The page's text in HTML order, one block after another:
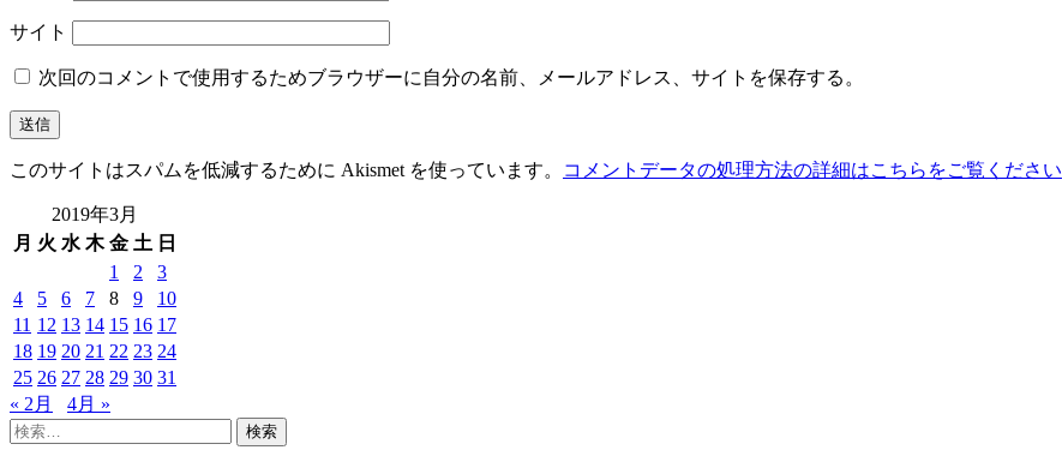
サイト
次回のコメントで使用するためブラウザーに自分の名前、メールアドレス、サイトを保存する。
このサイトはスパムを低減するために Akismet を使っています。 コメントデータの処理方法の詳細はこちらをご覧ください
2019年3月
月 火 水 木 金 土 日
1
2
3
4
5 6 7 8 9
10
11 12 13 14 15 16 17
18 19 20 21 22 23 24
25 26 27 28 29 30 31
« 2月
4月 »
検